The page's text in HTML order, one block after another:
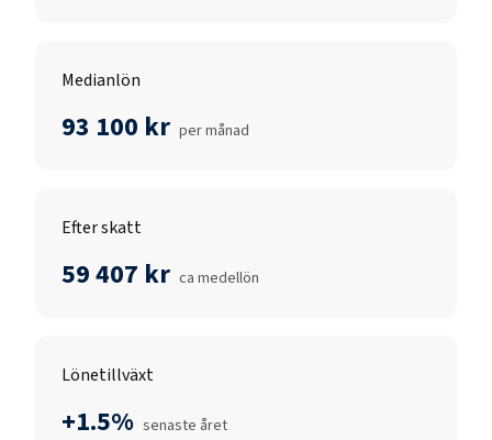
Medianlön
93 100 kr per månad
Efter skatt
59 407 kr ca medellön
Lönetillväxt
+1.5% senaste året